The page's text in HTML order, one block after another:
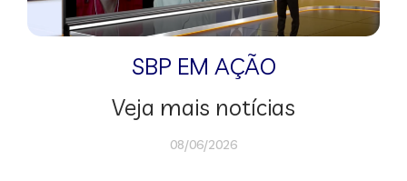
SBP EM AÇÃO
Veja mais notícias
08/06/2026